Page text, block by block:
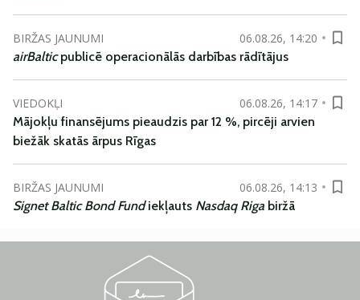
BIRŽAS JAUNUMI
06.08.26, 14:20
airBalticpublicē operacionālās darbības rādītājus
VIEDOKĻI
06.08.26, 14:17
Mājokļu finansējums pieaudzis par 12 %, pircēji arvien
biežāk skatās ārpus Rīgas
BIRŽAS JAUNUMI
06.08.26, 14:13
Signet Baltic Bond Fundiekļauts Nasdaq Riga biržā